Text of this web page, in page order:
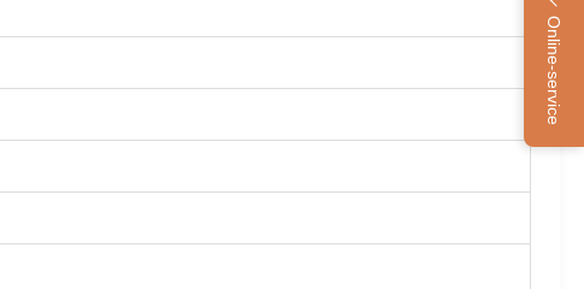
Online-service